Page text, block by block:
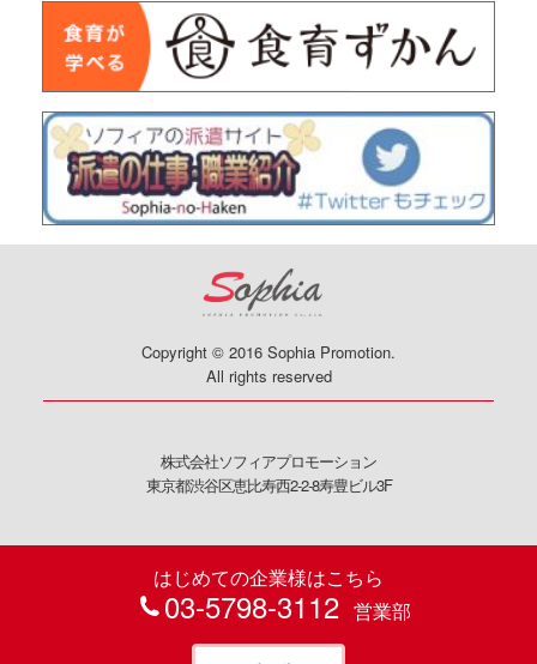
Copyright © 2016 Sophia Promotion.
All rights reserved
株式会社ソフィアプロモーション
東京都渋谷区恵比寿西2-2-8寿豊ビル3F
はじめての企業様はこちら
03-5798-3112 営業部